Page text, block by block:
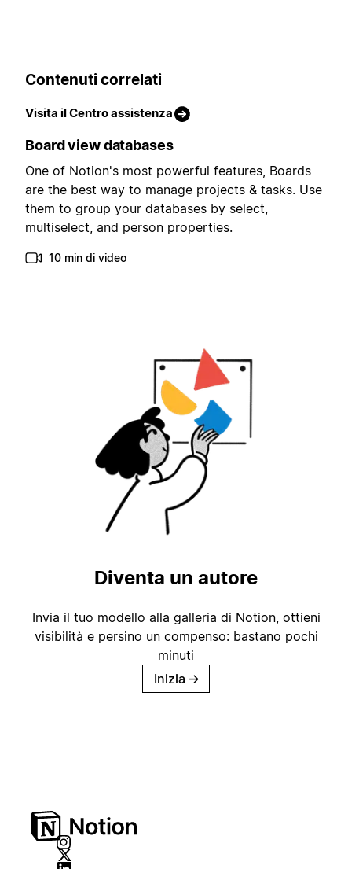
Contenuti correlati
Visita il Centro assistenza
Board view databases
One of Notion's most powerful features, Boards
are the best way to manage projects & tasks. Use
them to group your databases by select,
multiselect, and person properties.
10 min di video
Diventa un autore
Invia il tuo modello alla galleria di Notion, ottieni
visibilità e persino un compenso: bastano pochi
minuti
Inizia →